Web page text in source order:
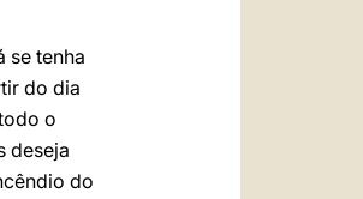
se tenha
do dia
o
deseja
do